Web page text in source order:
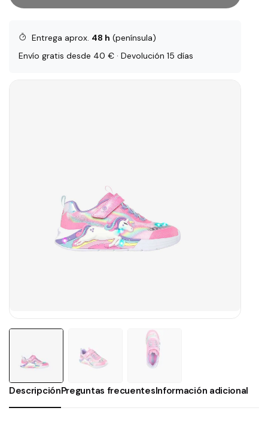
Entrega aprox. 48 h (península)
Envío gratis desde 40 € · Devolución 15 días
DescripciónPreguntas frecuentesInformación adicional